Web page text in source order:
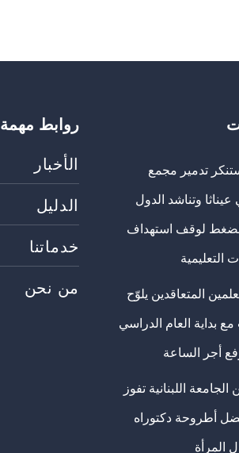
تدمير مجمع
وتناشد الدول
لوقف استهداف
التعليمية
المتعاقدين يلوّح
بداية العام الدراسي
أجر الساعة
اللبنانية تفوز
أطروحة دكتوراه
المرأة
روابط مهمة
الأخبار
الدليل
خدماتنا
من نحن